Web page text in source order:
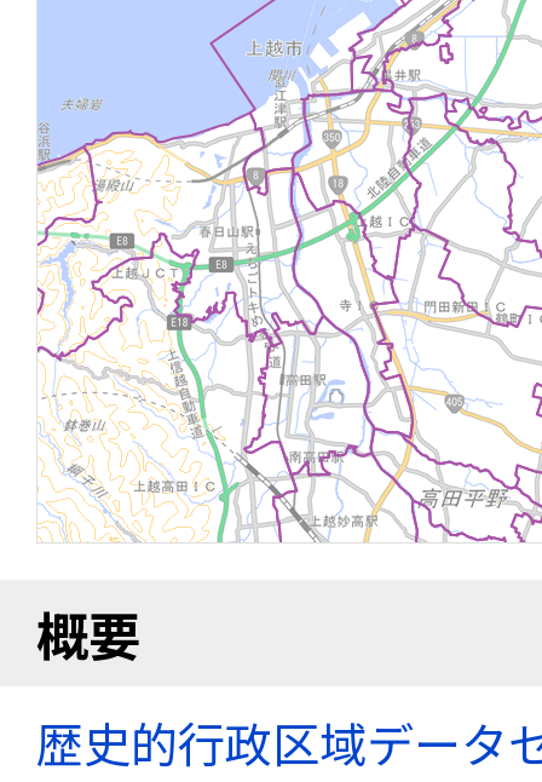
概要
歴史的行政区域データ